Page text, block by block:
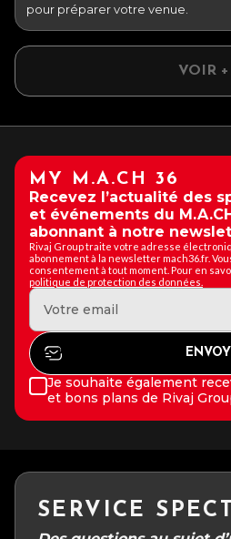
pour préparer votre venue.
VOIR +
MY M.A.CH 36
Recevez l’actualité des
et événements du
abonnant à notre
Rivaj Group traite votre adresse
abonnement à la newsletter mach36.fr.
consentement à tout moment. Pour en
politique de protection des données.
Je souhaite également
et bons plans de Rivaj
SERVICE